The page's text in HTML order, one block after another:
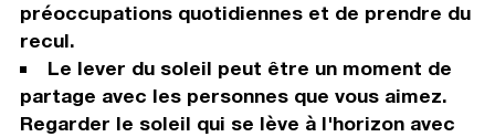
préoccupations quotidiennes et de prendre du
recul.
Le lever du soleil peut être un moment de
partage avec les personnes que vous aimez.
Regarder le soleil qui se lève à l'horizon avec